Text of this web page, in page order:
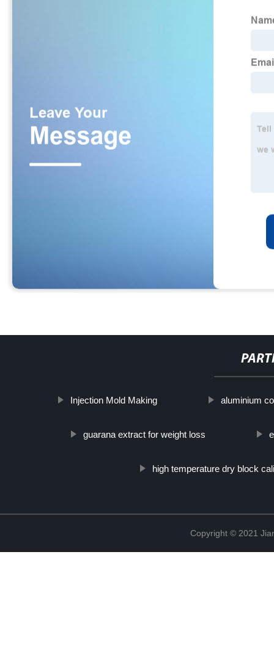
Injection Mold Making aluminium
guarana extract for weight loss
high temperature dry block
Copyright © 2021